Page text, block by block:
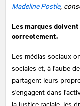
Madeline Postle,
Les marques
correctement.
Les médias sociaux
sociales et, à l'aube
partagent leurs
s'engagent dans
la justice raciale, les